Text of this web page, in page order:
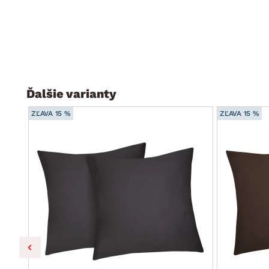
Ďalšie varianty
ZĽAVA 15 % ZĽAVA 15 %